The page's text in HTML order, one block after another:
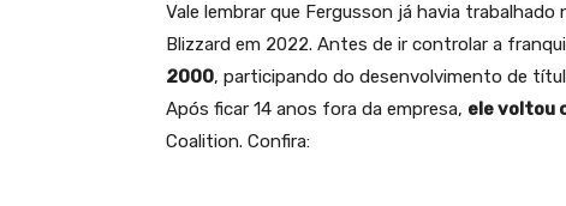
Vale lembrar que Fergusson já havia
Blizzard em 2022. Antes de ir controlar a
2000, participando do desenvolvimento de
Após ficar 14 anos fora da empresa, ele voltou
Coalition. Confira: